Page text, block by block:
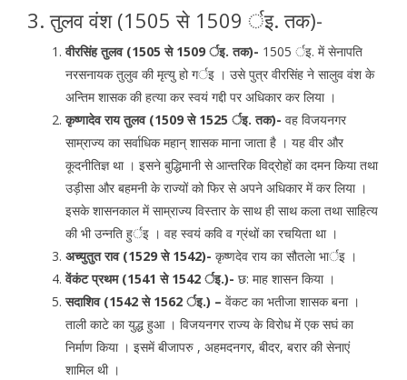
3. तुलव वंश (1505 से 1509 र्इ. तक)-
वीरसिंह तुलव (1505 से 1509 र्इ. तक)- 1505 र्इ. में सेनापति
नरसनायक तुलुव की मृत्यु हो गर्इ । उसे पुत्र वीरसिंह ने सालुव वंश के
अन्तिम शासक की हत्या कर स्वयं गद्दी पर अधिकार कर लिया ।
कृष्णादेव राय तुलव (1509 से 1525 र्इ. तक)- वह विजयनगर
साम्राज्य का सर्वाधिक महान् शासक माना जाता है । यह वीर और
कूदनीतिज्ञ था । इसने बुद्धिमानी से आन्तरिक विद्रोहों का दमन किया तथा
उड़ीसा और बहमनी के राज्यों को फिर से अपने अधिकार में कर लिया ।
इसके शासनकाल में साम्राज्य विस्तार के साथ ही साथ कला तथा साहित्य
की भी उन्नति हुर्इ । वह स्वयं कवि व ग्रंथों का रचयिता था ।
अच्युतुत राव (1529 से 1542)- कृष्णदेव राय का सौतलेा भार्इ ।
वेंकंट प्रथम (1541 से 1542 र्इ.)- छ: माह शासन किया ।
सदाशिव (1542 से 1562 र्इ.) – वेंकट का भतीजा शासक बना ।
ताली काटे का युद्ध हुआ । विजयनगर राज्य के विरोध में एक सघं का
निर्माण किया । इसमें बीजापरु , अहमदनगर, बीदर, बरार की सेनाएं
शामिल थी ।